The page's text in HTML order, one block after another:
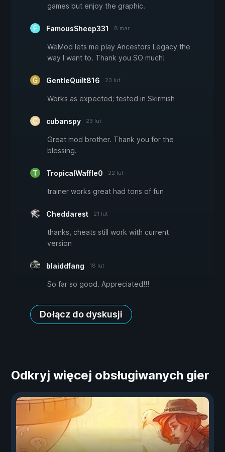
games but enjoy the graphic.
FamousSheep331 8 mar
WeMod lets me play Ancestors Legacy the
way I want to. Thank you SO much!
GentleQuilt816 23 lut
Works as expected; tested in Skirmish
cubanspy 23 lut
Great mod brother. Thank you for the
blessing.
TropicalWaffle0 22 lut
trainer works great had tons of fun
Cheddarest 21 lut
thanks, cheats still work with current
version
blaiddfang 18 lut
So far so good. Appreciated!!!
Dołącz do dyskusji
Odkryj więcej obsługiwanych gier